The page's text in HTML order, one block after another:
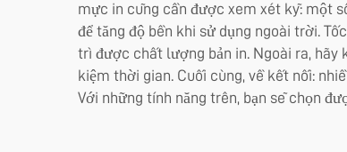
mực in cũng cần được xem xét kỹ: một
để tăng độ bền khi sử dụng ngoài trời.
trì được chất lượng bản in. Ngoài ra,
kiệm thời gian. Cuối cùng, về kết nối:
Với những tính năng trên, bạn sẽ chọn